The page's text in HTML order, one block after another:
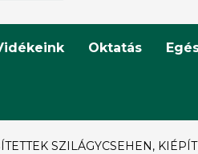
Oktatás
SZILÁGYCSEHEN,